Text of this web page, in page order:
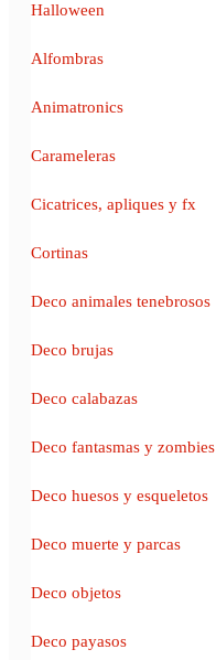
Halloween
Alfombras
Animatronics
Carameleras
Cicatrices, apliques y fx
Cortinas
Deco animales tenebrosos
Deco brujas
Deco calabazas
Deco fantasmas y zombies
Deco huesos y esqueletos
Deco muerte y parcas
Deco objetos
Deco payasos